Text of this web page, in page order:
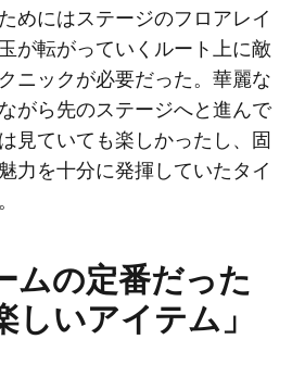
めにはステージのフロアレイ
が転がっていくルート上に敵
ニックが必要だった。華麗な
がら先のステージへと進んで
見ていても楽しかったし、固
力を十分に発揮していたタイ
ムの定番だった
しいアイテム」